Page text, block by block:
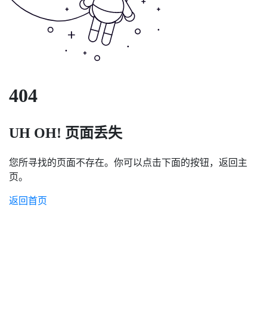
404
UH OH! 页面丢失
您所寻找的页面不存在。你可以点击下面的按钮，返回主
页。
返回首页